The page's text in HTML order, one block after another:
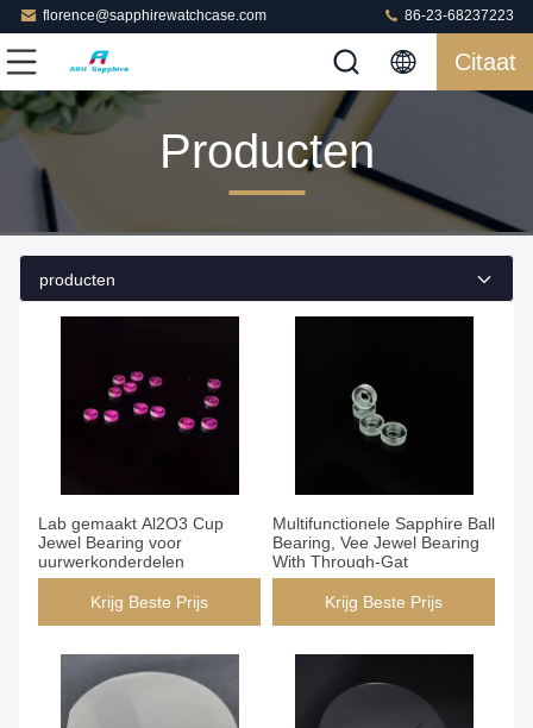
florence@sapphirewatchcase.com 86-23-68237223
Citaat
Producten
producten
Lab gemaakt Al2O3 Cup
Jewel Bearing voor
uurwerkonderdelen
Krijg Beste Prijs
Multifunctionele Sapphire Ball
Bearing, Vee Jewel Bearing
With Through-Gat
Krijg Beste Prijs